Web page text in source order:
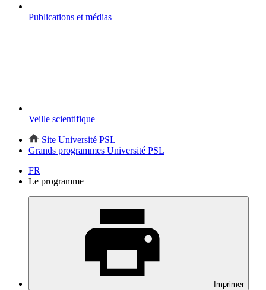
Publications et médias
Veille scientifique
Site Université PSL
Grands programmes Université PSL
FR
Le programme
Imprimer